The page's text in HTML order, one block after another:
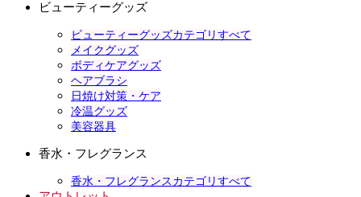
ビューティーグッズ
ビューティーグッズカテゴリすべて
メイクグッズ
ボディケアグッズ
ヘアブラシ
日焼け対策・ケア
冷温グッズ
美容器具
香水・フレグランス
香水・フレグランスカテゴリすべて